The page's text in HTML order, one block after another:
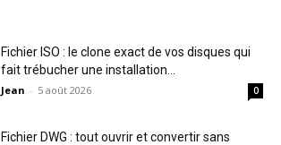
Fichier ISO : le clone exact de vos disques qui
fait trébucher une installation...
Jean - 5 août 2026 0
Fichier DWG : tout ouvrir et convertir sans